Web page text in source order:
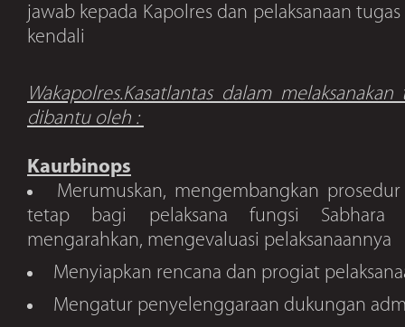
jawab kepada Kapolres dan pelaksanaan
kendali
Wakapolres.Kasatlantas dalam
dibantu oleh :
Kaurbinops
Merumuskan, mengembangkan
tetap bagi pelaksana fungsi Sabhara
mengarahkan, mengevaluasi pelaksanaannya
Menyiapkan rencana dan progiat
Mengatur penyelenggaraan dukungan